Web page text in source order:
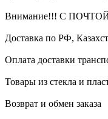
Внимание!!! С
Доставка по РФ,
Оплата доставки
Товары из стекла и
Возврат и обмен заказа